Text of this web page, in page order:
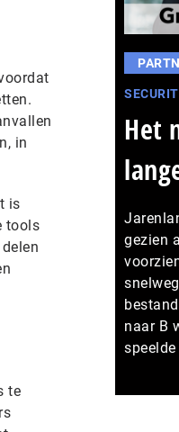
in
is
tools
te
Het
gezien
naar B